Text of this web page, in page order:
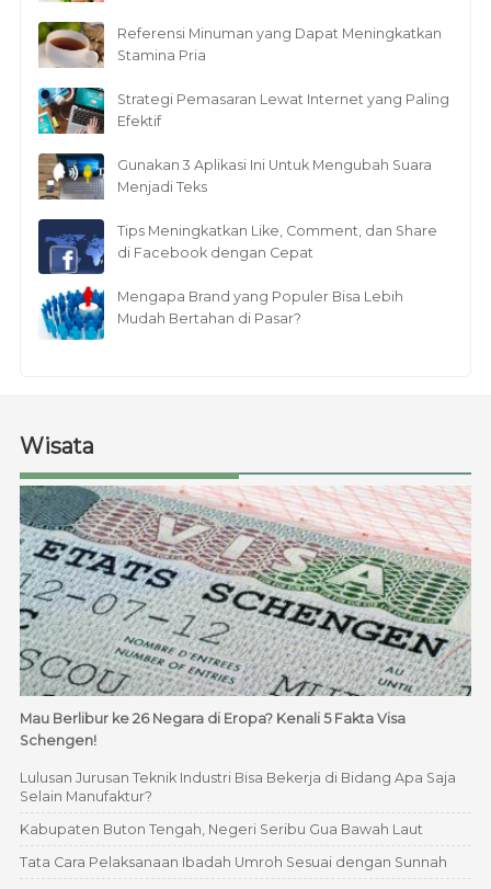
Referensi Minuman yang Dapat Meningkatkan
Stamina Pria
Strategi Pemasaran Lewat Internet yang Paling
Efektif
Gunakan 3 Aplikasi Ini Untuk Mengubah Suara
Menjadi Teks
Tips Meningkatkan Like, Comment, dan Share
di Facebook dengan Cepat
Mengapa Brand yang Populer Bisa Lebih
Mudah Bertahan di Pasar?
Wisata
Mau Berlibur ke 26 Negara di Eropa? Kenali 5 Fakta Visa
Schengen!
Lulusan Jurusan Teknik Industri Bisa Bekerja di Bidang Apa Saja
Selain Manufaktur?
Kabupaten Buton Tengah, Negeri Seribu Gua Bawah Laut
Tata Cara Pelaksanaan Ibadah Umroh Sesuai dengan Sunnah